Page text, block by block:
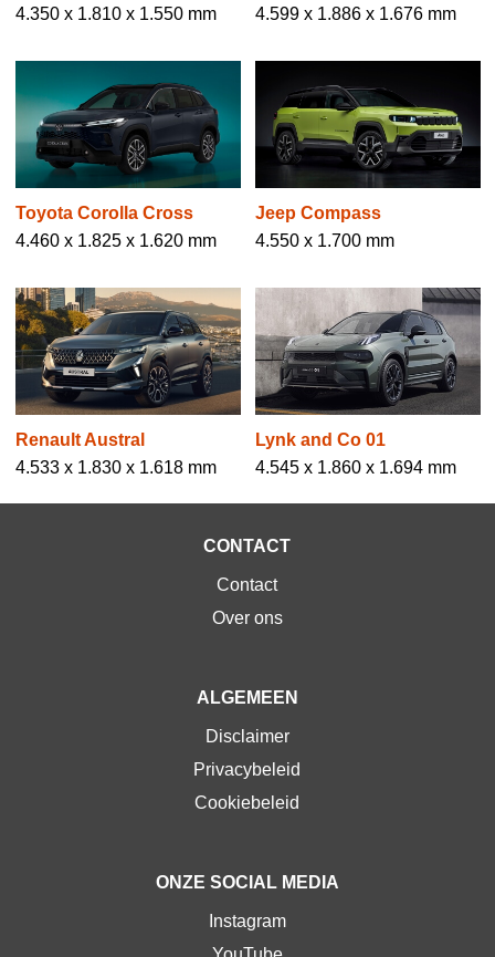
4.350 x 1.810 x 1.550 mm
4.599 x 1.886 x 1.676 mm
Toyota Corolla Cross
4.460 x 1.825 x 1.620 mm
Jeep Compass
4.550 x 1.700 mm
Renault Austral
4.533 x 1.830 x 1.618 mm
Lynk and Co 01
4.545 x 1.860 x 1.694 mm
CONTACT
Contact
Over ons
ALGEMEEN
Disclaimer
Privacybeleid
Cookiebeleid
ONZE SOCIAL MEDIA
Instagram